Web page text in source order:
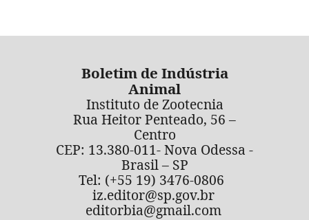
Boletim de Indústria
Animal
Instituto de Zootecnia
Rua Heitor Penteado, 56 –
Centro
CEP: 13.380-011- Nova Odessa -
Brasil – SP
Tel: (+55 19) 3476-0806
iz.editor@sp.gov.br
editorbia@gmail.com